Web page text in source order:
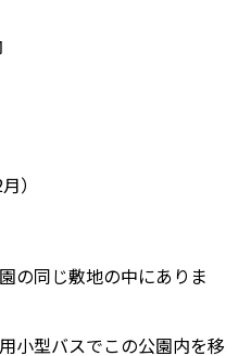
）
の同じ敷地の中にありま
小型バスでこの公園内を移